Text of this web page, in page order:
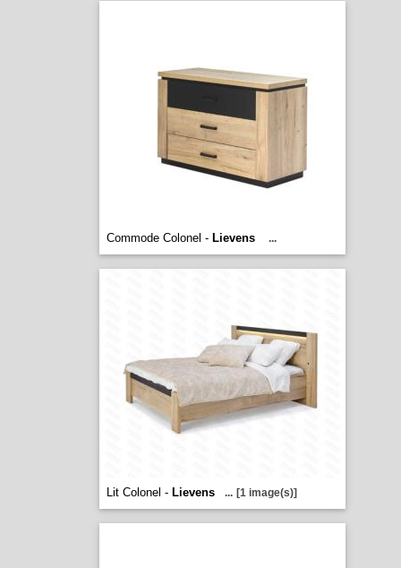
Commode Colonel - Lievens ...
Lit Colonel - Lievens ... [1 image(s)]